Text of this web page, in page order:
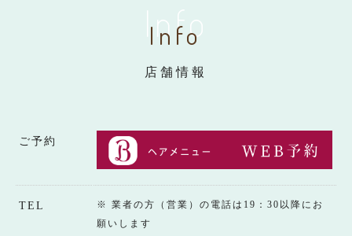
Info
Info
店舗情報
ご予約
TEL
※ 業者の方（営業）の電話は19：30以降にお
願いします